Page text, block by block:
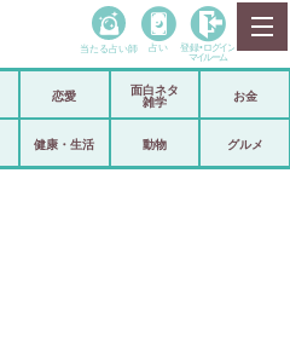
政治
当たる占い師 占い 登録• ログイン
マイルーム
恋愛
面白ネタ
雑学
お金
健康・生活 動物 グルメ